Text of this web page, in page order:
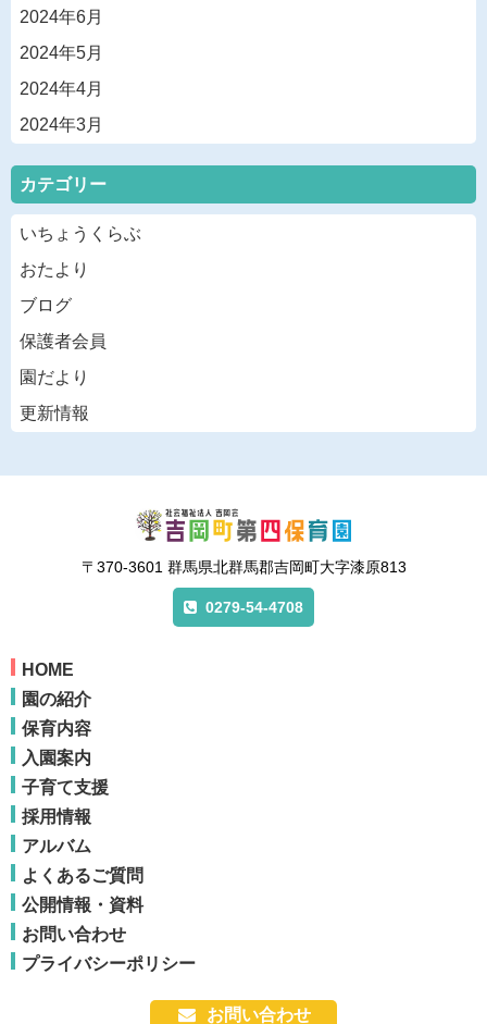
2024年6月
2024年5月
2024年4月
2024年3月
カテゴリー
いちょうくらぶ
おたより
ブログ
保護者会員
園だより
更新情報
〒370-3601 群馬県北群馬郡吉岡町大字漆原813
0279-54-4708
HOME
園の紹介
保育内容
入園案内
子育て支援
採用情報
アルバム
よくあるご質問
公開情報・資料
お問い合わせ
プライバシーポリシー
お問い合わせ